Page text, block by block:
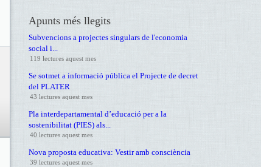
Apunts més llegits
Subvencions a projectes singulars de l'economia
social i...
119 lectures aquest mes
Se sotmet a informació pública el Projecte de decret
del PLATER
43 lectures aquest mes
Pla interdepartamental d’educació per a la
sostenibilitat (PIES) als...
40 lectures aquest mes
Nova proposta educativa: Vestir amb consciència
39 lectures aquest mes